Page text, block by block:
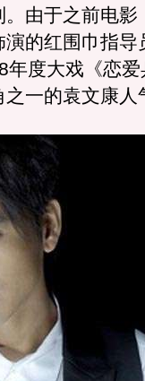
由于之前电影
的红围巾指导
度大戏《恋
一的袁文康人